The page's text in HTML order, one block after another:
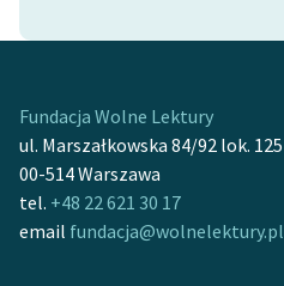
Zasady wykorzystania
Wolnych Lektur
Fundacja Wolne Lektury
ul. Marszałkowska 84/92 lok. 125
00-514 Warszawa
tel. +48 22 621 30 17
email fundacja@wolnelektury.pl